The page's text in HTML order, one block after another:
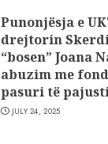
Punonjësja e
drejtorin
“bosen” Joana
abuzim me
pasuri të
JULY 24, 2025